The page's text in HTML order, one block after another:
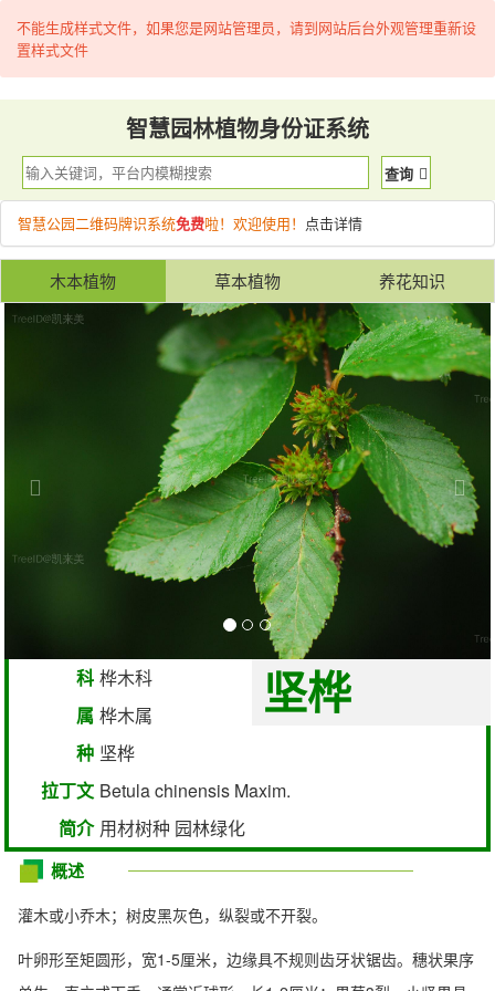
不能生成样式文件，如果您是网站管理员，请到网站后台外观管理重新设
置样式文件
智慧园林植物身份证系统
查询
智慧公园二维码牌识系统免费啦！欢迎使用！ 点击详情
木本植物 草本植物 养花知识
坚桦
科 桦木科
属 桦木属
种 坚桦
拉丁文 Betula chinensis Maxim.
简介 用材树种 园林绿化
概述
灌木或小乔木；树皮黑灰色，纵裂或不开裂。
叶卵形至矩圆形，宽1-5厘米，边缘具不规则齿牙状锯齿。穗状果序